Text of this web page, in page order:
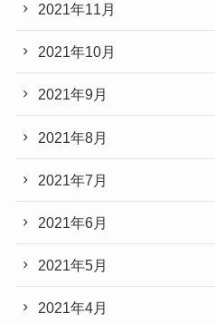
2021年11月
2021年10月
2021年9月
2021年8月
2021年7月
2021年6月
2021年5月
2021年4月